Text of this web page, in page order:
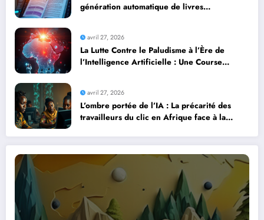
génération automatique de livres
avril 27, 2026
La Lutte Contre le Paludisme à l’Ère de
l’Intelligence Artificielle : Une Course
avril 27, 2026
L’ombre portée de l’IA : La précarité des
travailleurs du clic en Afrique face à la